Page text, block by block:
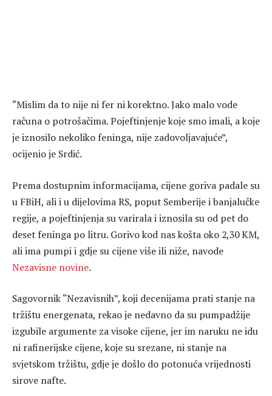
“Mislim da to nije ni fer ni korektno. Jako malo vode
računa o potrošačima. Pojeftinjenje koje smo imali, a koje
je iznosilo nekoliko feninga, nije zadovoljavajuće”,
ocijenio je Srdić.
Prema dostupnim informacijama, cijene goriva padale su
u FBiH, ali i u dijelovima RS, poput Semberije i banjalučke
regije, a pojeftinjenja su varirala i iznosila su od pet do
deset feninga po litru. Gorivo kod nas košta oko 2,30 KM,
ali ima pumpi i gdje su cijene više ili niže, navode
Nezavisne novine.
Sagovornik “Nezavisnih”, koji decenijama prati stanje na
tržištu energenata, rekao je nedavno da su pumpadžije
izgubile argumente za visoke cijene, jer im naruku ne idu
ni rafinerijske cijene, koje su srezane, ni stanje na
svjetskom tržištu, gdje je došlo do potonuća vrijednosti
sirove nafte.